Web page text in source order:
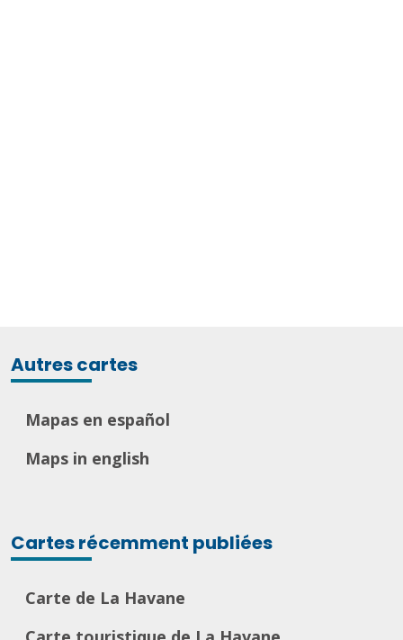
Autres cartes
Mapas en español
Maps in english
Cartes récemment publiées
Carte de La Havane